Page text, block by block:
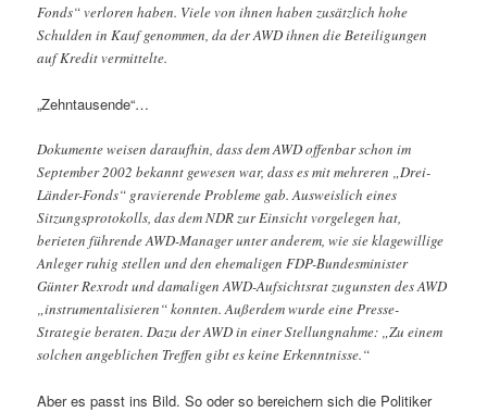
Fonds“ verloren haben. Viele von ihnen haben zusätzlich hohe
Schulden in Kauf genommen, da der AWD ihnen die Beteiligungen
auf Kredit vermittelte.
„Zehntausende“…
Dokumente weisen daraufhin, dass dem AWD offenbar schon im
September 2002 bekannt gewesen war, dass es mit mehreren „Drei-
Länder-Fonds“ gravierende Probleme gab. Ausweislich eines
Sitzungsprotokolls, das dem NDR zur Einsicht vorgelegen hat,
berieten führende AWD-Manager unter anderem, wie sie klagewillige
Anleger ruhig stellen und den ehemaligen FDP-Bundesminister
Günter Rexrodt und damaligen AWD-Aufsichtsrat zugunsten des AWD
„instrumentalisieren“ konnten. Außerdem wurde eine Presse-
Strategie beraten. Dazu der AWD in einer Stellungnahme: „Zu einem
solchen angeblichen Treffen gibt es keine Erkenntnisse.“
Aber es passt ins Bild. So oder so bereichern sich die Politiker